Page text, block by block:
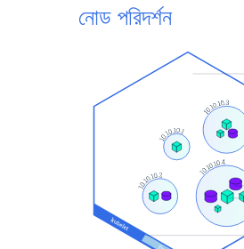
নোড পরিদর্শন